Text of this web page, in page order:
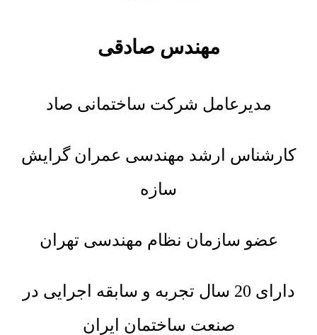
مهندس صادقی
مدیرعامل شرکت ساختمانی صاد
کارشناس ارشد مهندسی عمران گرایش
سازه
عضو سازمان نظام مهندسی تهران
دارای 20 سال تجربه و سابقه اجرایی در
صنعت ساختمان ایران